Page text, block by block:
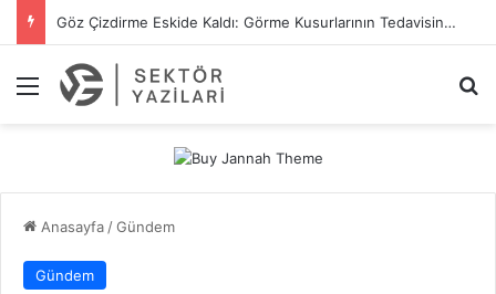
Göz Çizdirme Eskide Kaldı: Görme Kusurlarının Tedavisinde Yeni Nesil Lazer Dönemi
Menü
Anasayfa/Gündem
Gündem